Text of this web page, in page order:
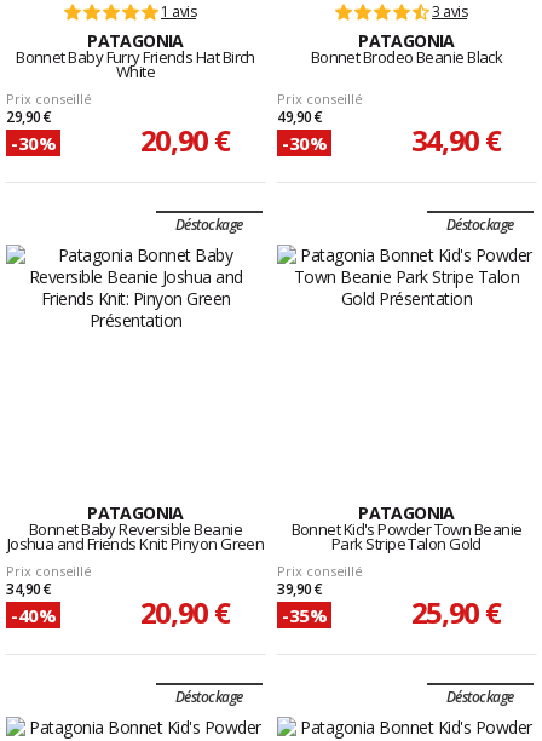
1 avis
PATAGONIA
Bonnet Baby Furry Friends Hat Birch
White
Prix conseillé
29,90 €
-30% 20,90 €
3 avis
PATAGONIA
Bonnet Brodeo Beanie Black
Prix conseillé
49,90 €
-30% 34,90 €
Déstockage
PATAGONIA
Bonnet Baby Reversible Beanie
Joshua and Friends Knit: Pinyon Green
Prix conseillé
34,90 €
-40% 20,90 €
Déstockage
PATAGONIA
Bonnet Kid's Powder Town Beanie
Park Stripe Talon Gold
Prix conseillé
39,90 €
-35% 25,90 €
Déstockage Déstockage